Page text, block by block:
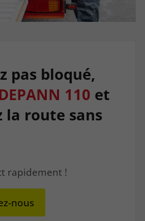
pas bloqué,
110 et
la route sans
rapidement !
nous